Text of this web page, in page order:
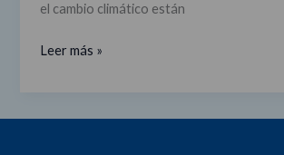
el cambio climático están
incluye
Acciona,
JCDecaux
Leer más »